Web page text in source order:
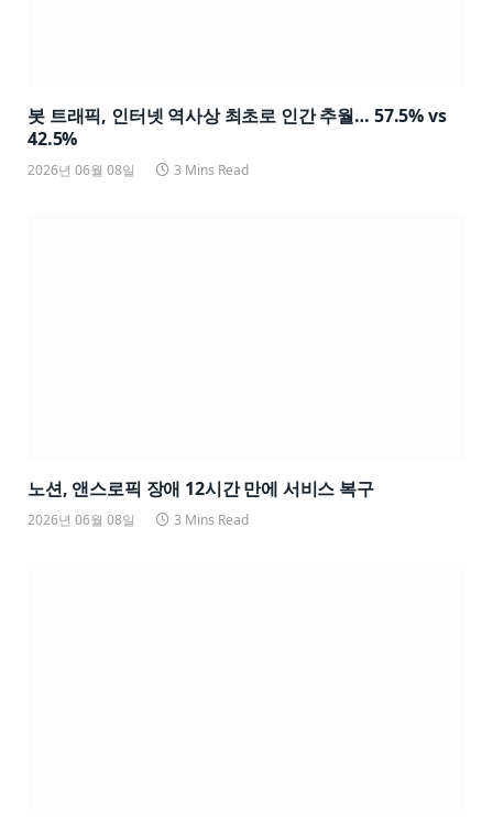
봇 트래픽, 인터넷 역사상 최초로 인간 추월… 57.5% vs
42.5%
2026년 06월 08일 3 Mins Read
노션, 앤스로픽 장애 12시간 만에 서비스 복구
2026년 06월 08일 3 Mins Read